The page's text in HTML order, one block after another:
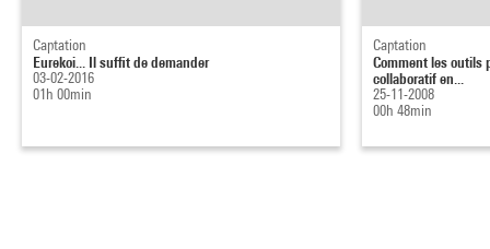
Captation
Eurekoi... Il suffit de demander
03-02-2016
01h 00min
Captation
Comment les outils
collaboratif en...
25-11-2008
00h 48min